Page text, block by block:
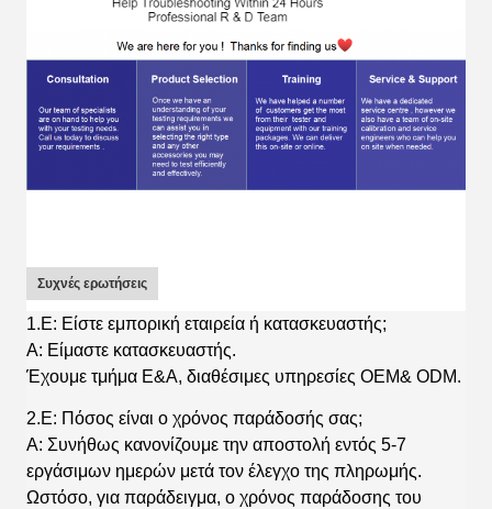
Συχνές ερωτήσεις
1.Ε: Είστε εμπορική εταιρεία ή κατασκευαστής;
Α: Είμαστε κατασκευαστής.
Έχουμε τμήμα Ε&Α, διαθέσιμες υπηρεσίες OEM& ODM.
2.Ε: Πόσος είναι ο χρόνος παράδοσής σας;
Α: Συνήθως κανονίζουμε την αποστολή εντός 5-7
εργάσιμων ημερών μετά τον έλεγχο της πληρωμής.
Ωστόσο, για παράδειγμα, ο χρόνος παράδοσης του